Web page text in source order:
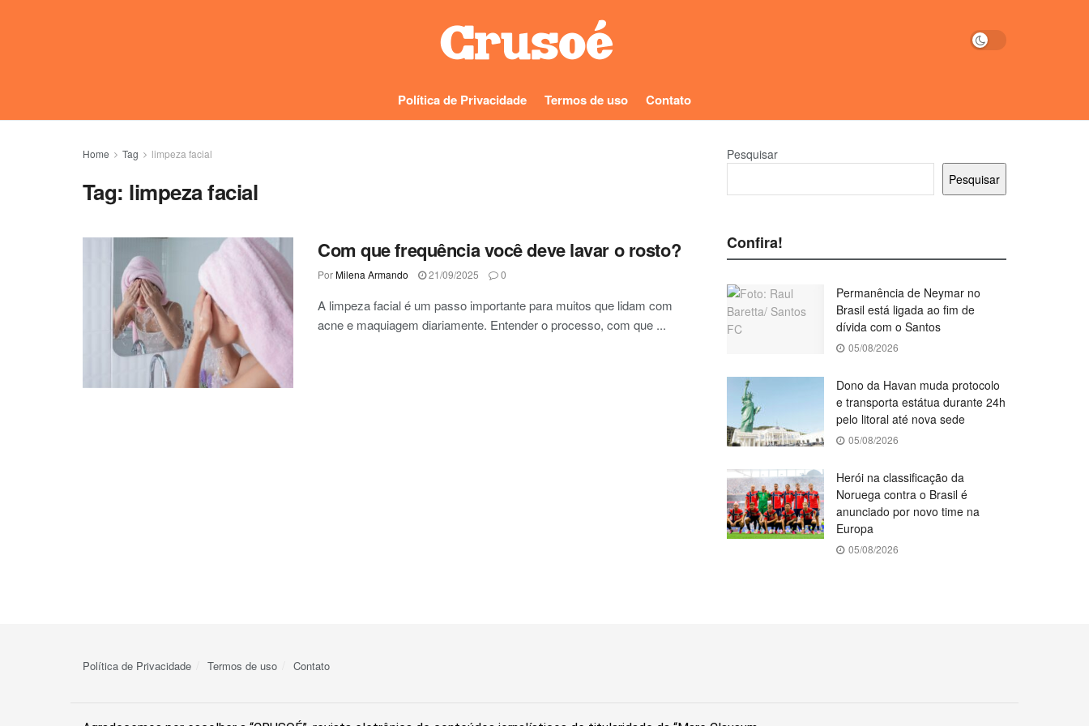
Política de Privacidade Termos de uso Contato
Home Tag limpeza facial
Tag: limpeza facial
Com que frequência você deve lavar o rosto?
PorMilena Armando 21/09/2025 0
A limpeza facial é um passo importante para muitos que lidam com
acne e maquiagem diariamente. Entender o processo, com que ...
Pesquisar
Pesquisar
Confira!
Permanência de Neymar no
Brasil está ligada ao fim de
dívida com o Santos
05/08/2026
Dono da Havan muda protocolo
e transporta estátua durante 24h
pelo litoral até nova sede
05/08/2026
Herói na classificação da
Noruega contra o Brasil é
anunciado por novo time na
Europa
05/08/2026
Política de Privacidade Termos de uso Contato